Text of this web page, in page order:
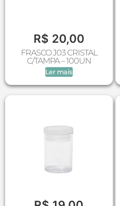
R$ 20,00
FRASCO J03 CRISTAL
C/TAMPA – 100UN
Ler mais